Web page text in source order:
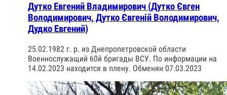
Дутко Евгений Владимирович (Дутко Євген
Володимирович, Дутко Євгеній Володимирович,
Дудко Евгений)
25.02.1982 г. р. из Днепропетровской области
Военнослужащий 60й бригады ВСУ. По информации на
14.02.2023 находится в плену. Обменян 07.03.2023